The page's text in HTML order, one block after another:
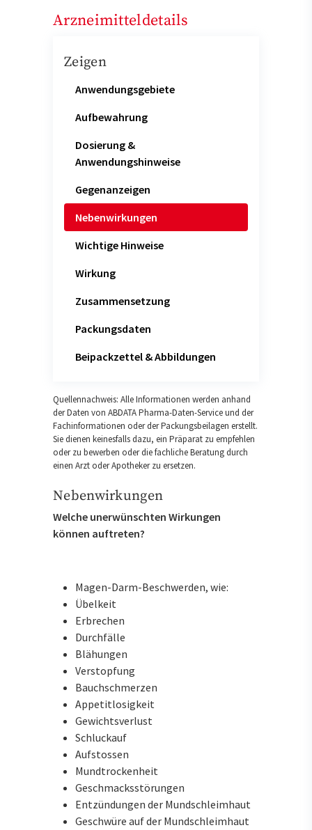
Arzneimitteldetails
Zeigen
Anwendungsgebiete
Aufbewahrung
Dosierung &
Anwendungshinweise
Gegenanzeigen
Nebenwirkungen
Wichtige Hinweise
Wirkung
Zusammensetzung
Packungsdaten
Beipackzettel & Abbildungen
Quellennachweis: Alle Informationen werden anhand
der Daten von ABDATA Pharma-Daten-Service und der
Fachinformationen oder der Packungsbeilagen erstellt.
Sie dienen keinesfalls dazu, ein Präparat zu empfehlen
oder zu bewerben oder die fachliche Beratung durch
einen Arzt oder Apotheker zu ersetzen.
Nebenwirkungen
Welche unerwünschten Wirkungen
können auftreten?
Magen-Darm-Beschwerden, wie:
Übelkeit
Erbrechen
Durchfälle
Blähungen
Verstopfung
Bauchschmerzen
Appetitlosigkeit
Gewichtsverlust
Schluckauf
Aufstossen
Mundtrockenheit
Geschmacksstörungen
Entzündungen der Mundschleimhaut
Geschwüre auf der Mundschleimhaut